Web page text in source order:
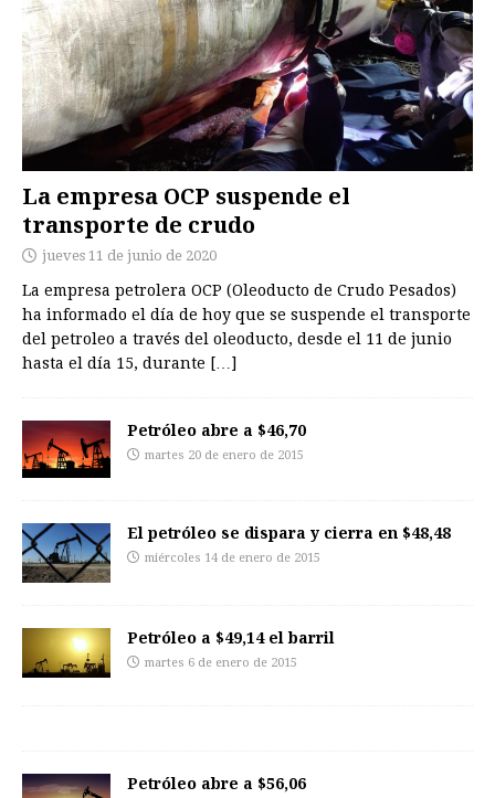
La empresa OCP suspende el
transporte de crudo
jueves 11 de junio de 2020
La empresa petrolera OCP (Oleoducto de Crudo Pesados)
ha informado el día de hoy que se suspende el transporte
del petroleo a través del oleoducto, desde el 11 de junio
hasta el día 15, durante […]
Petróleo abre a $46,70
martes 20 de enero de 2015
El petróleo se dispara y cierra en $48,48
miércoles 14 de enero de 2015
Petróleo a $49,14 el barril
martes 6 de enero de 2015
Petróleo abre a $56,06